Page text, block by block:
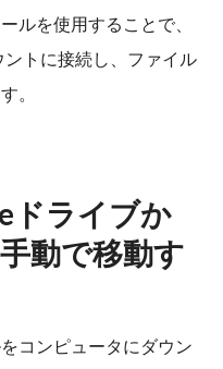
ルを使用することで、
トに接続し、ファイル
。
ドライブか
動で移動す
コンピュータにダウン